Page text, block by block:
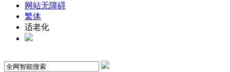
网站无障碍
繁体
适老化